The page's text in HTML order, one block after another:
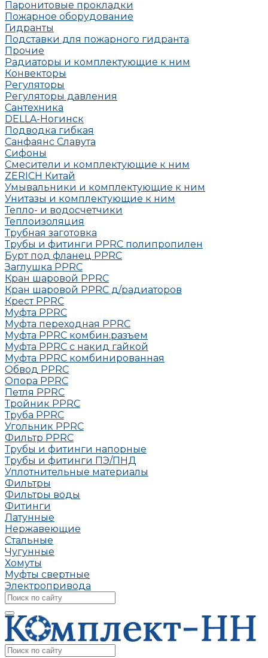
Паронитовые прокладки
Пожарное оборудование
Гидранты
Подставки для пожарного гидранта
Прочие
Радиаторы и комплектующие к ним
Конвекторы
Регуляторы
Регуляторы давления
Сантехника
DELLA-Ногинск
Подводка гибкая
Санфаянс Славута
Сифоны
Смесители и комплектующие к ним
ZERICH Китай
Умывальники и комплектующие к ним
Унитазы и комплектующие к ним
Тепло- и водосчетчики
Теплоизоляция
Трубная заготовка
Трубы и фитинги PPRC полипропилен
Бурт под фланец РРRC
Заглушка РРRC
Кран шаровой PPRC
Кран шаровой PPRC д/радиаторов
Крест PPRC
Муфта PPRC
Муфта переходная PPRC
Муфта РРRC комбин.разъем
Муфта PPRC с накид гайкой
Муфта РРRC комбинированная
Обвод РРRC
Опора РРRC
Петля РРRC
Тройник РРRC
Труба РРRC
Угольник РРRC
Фильтр PPRC
Трубы и фитинги напорные
Трубы и фитинги ПЭ/ПНД
Уплотнительные материалы
Фильтры
Фильтры воды
Фитинги
Латунные
Нержавеющие
Стальные
Чугунные
Хомуты
Муфты свертные
Электропривода